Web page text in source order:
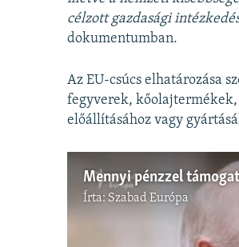
célzott gazdasági
dokumentumban.
Az EU-csúcs elhatározása
fegyverek,
előállításához vagy
Mennyi pénzzel
Írta: Szabad Európa